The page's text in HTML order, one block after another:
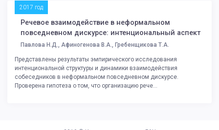
2017 год
Речевое взаимодействие в неформальном
повседневном дискурсе: интенциональный аспект
Павлова Н.Д., Афиногенова В.А., Гребенщикова Т.А.
Представлены результаты эмпирического исследования
интенциональной структуры и динамики взаимодействия
собеседников в неформальном повседневном дискурсе.
Проверена гипотеза о том, что организацию рече...